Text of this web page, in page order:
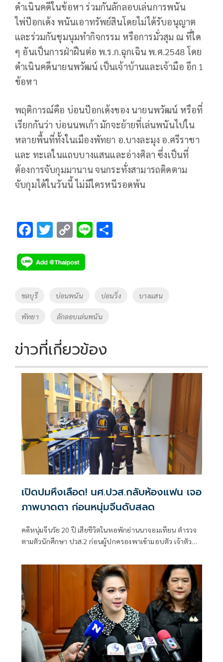
ดำเนินคดีในข้อหา ร่วมกันลักลอบเล่นการพนัน
ไพ่ป๊อกเด้ง พนันเอาทรัพย์สินโดยไม่ได้รับอนุญาต
และร่วมกันชุมนุมทำกิจกรรม หรือการมั่วสุม ณ ที่ใด
ๆ อันเป็นการฝ่าฝืนต่อ พ.ร.ก.ฉุกเฉิน พ.ศ.2548 โดย
ดำเนินคดีนายนพวัฒน์ เป็นเจ้าบ้านและเจ้ามือ อีก 1
ข้อหา
พฤติการณ์คือ บ่อนป๊อกเด้งของ นายนพวัฒน์ หรือที่
เรียกกันว่า บ่อนนพเก้า มักจะย้ายที่เล่นพนันไปใน
หลายพื้นที่ทั้งในเมืองพัทยา อ.บางละมุง อ.ศรีราชา
และ ทะเลในแถบบางแสนและอ่างศิลา ซึ่งเป็นที่
ต้องการจับกุมมานาน จนกระทั่งสามารถติดตาม
จับกุมได้ในวันนี้ ไม่มีใครหนีรอดพ้น
F
e
b
o
k
T
tt
er
C
p
y
Li
k
Li
Tags
ชลบุรี บ่อนพนัน บ่อนวิ่ง บางแสน
พัทยา ลักลอบเล่นพนัน
ข่าวที่เกี่ยวข้อง
เปิดปมหึงเลือด! นศ.ปวส.กลับห้องแฟน เจอ
ภาพบาดตา ก่อนหนุ่มจีนดับสลด
คดีหนุ่มจีนวัย 20 ปี เสียชีวิตในหอพักย่านนาจอมเทียน ตำรวจ
ตามตัวนักศึกษา ปวส.2 ก่อนผู้ปกครองพาเข้ามอบตัว เจ้าตัว